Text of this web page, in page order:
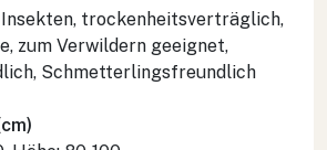
trockenheitsverträglich,
zum Verwildern geeignet,
Schmetterlingsfreundlich